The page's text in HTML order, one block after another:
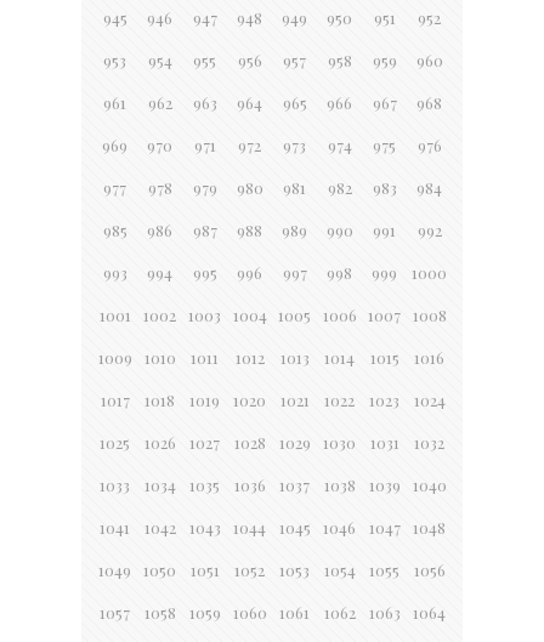
945 946 947 948 949 950 951 952
953 954 955 956 957 958 959 960
961 962 963 964 965 966 967 968
969 970 971 972 973 974 975 976
977 978 979 980 981 982 983 984
985 986 987 988 989 990 991 992
993 994 995 996 997 998 999 1000
1001 1002 1003 1004 1005 1006 1007 1008
1009 1010 1011 1012 1013 1014 1015 1016
1017 1018 1019 1020 1021 1022 1023 1024
1025 1026 1027 1028 1029 1030 1031 1032
1033 1034 1035 1036 1037 1038 1039 1040
1041 1042 1043 1044 1045 1046 1047 1048
1049 1050 1051 1052 1053 1054 1055 1056
1057 1058 1059 1060 1061 1062 1063 1064